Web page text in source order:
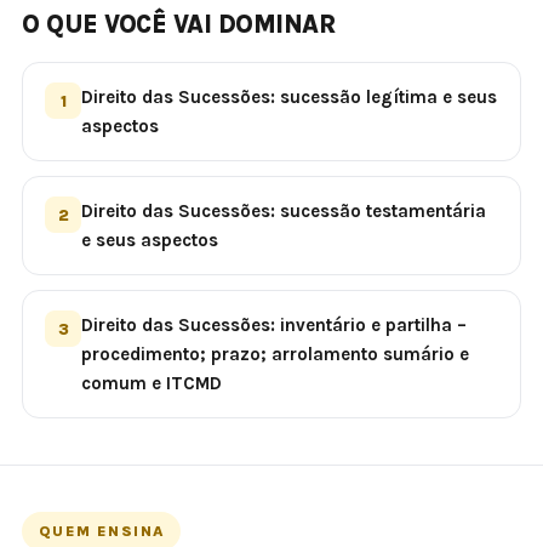
O QUE VOCÊ VAI DOMINAR
1
Direito das Sucessões: sucessão legítima e seus
aspectos
2
Direito das Sucessões: sucessão testamentária
e seus aspectos
3
Direito das Sucessões: inventário e partilha –
procedimento; prazo; arrolamento sumário e
comum e ITCMD
QUEM ENSINA